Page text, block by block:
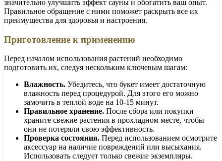
значительно улучшить эффект сауны и обогатить ваш опыт.
Правильное обращение с ними поможет раскрыть все их
преимущества для здоровья и настроения.
Приготовление к применению
Перед началом использования растений необходимо
подготовить их, следуя нескольким ключевым шагам:
Влажность. Убедитесь, что букет имеет достаточную
влажность перед процедурой. Для этого его можно
замочить в теплой воде на 10-15 минут.
Правильное хранение. После сбора или покупки
храните свежие растения в прохладном месте, чтобы
они не потеряли свою эффективность.
Проверка состояния. Перед использованием осмотрите
аксессуар на наличие повреждений или высыхания.
Использовать следует только свежие экземпляры.